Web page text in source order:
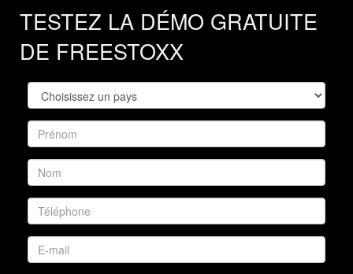
TESTEZ LA DÉMO GRATUITE
DE FREESTOXX